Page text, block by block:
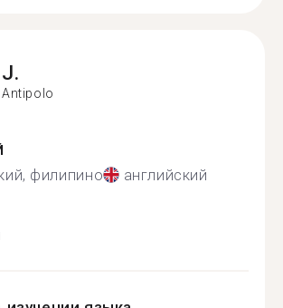
J.
Antipolo
филипино английский